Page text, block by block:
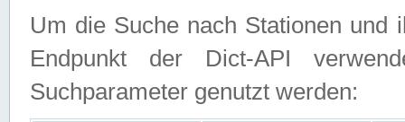
Um die Suche nach Stationen und
Endpunkt der Dict-API
Suchparameter genutzt werden: